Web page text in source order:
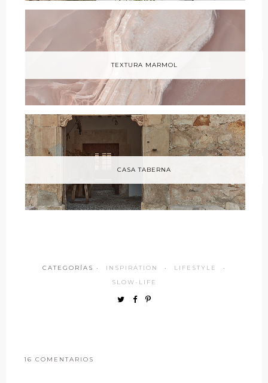
TEXTURA MARMOL
CASA TABERNA
CATEGORÍAS · INSPIRATION · LIFESTYLE
·
SLOW-LIFE
16 COMENTARIOS